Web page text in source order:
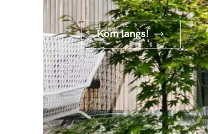
Kom langs!